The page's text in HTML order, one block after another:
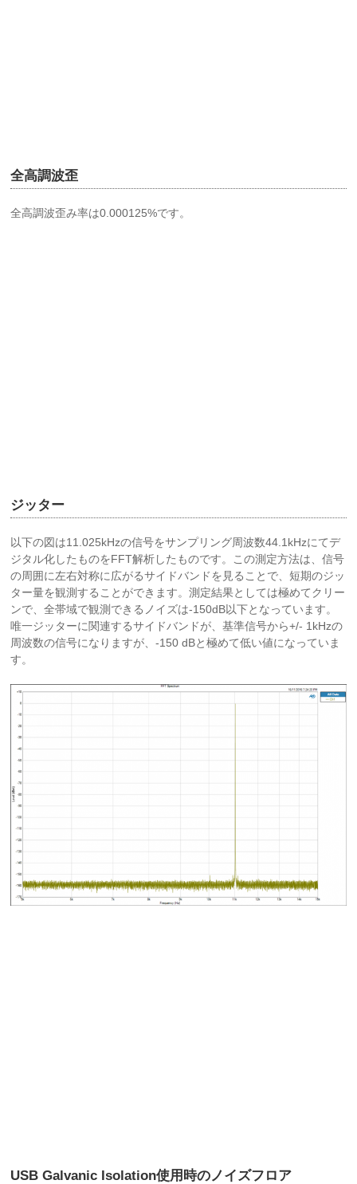
全高調波歪
全高調波歪み率は0.000125%です。
ジッター
以下の図は11.025kHzの信号をサンプリング周波数44.1kHzにてデ
ジタル化したものをFFT解析したものです。この測定方法は、信号
の周囲に左右対称に広がるサイドバンドを見ることで、短期のジッ
ター量を観測することができます。測定結果としては極めてクリー
ンで、全帯域で観測できるノイズは-150dB以下となっています。
唯一ジッターに関連するサイドバンドが、基準信号から+/- 1kHzの
周波数の信号になりますが、-150 dBと極めて低い値になっていま
す。
USB Galvanic Isolation使用時のノイズフロア